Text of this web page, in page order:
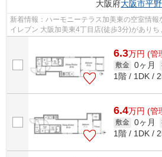
大阪府大阪市平
新着情報：ハーモニーテラス加美東の空室情
イレブン 大阪加美東4丁目店(徒歩3分)があり
す。徒歩5分の位置に駅がある物件です...
6.3万円 (管
敷金 0ヶ月
1階 / 1DK /
6.4万円 (管
敷金 0ヶ月
1階 / 1DK /